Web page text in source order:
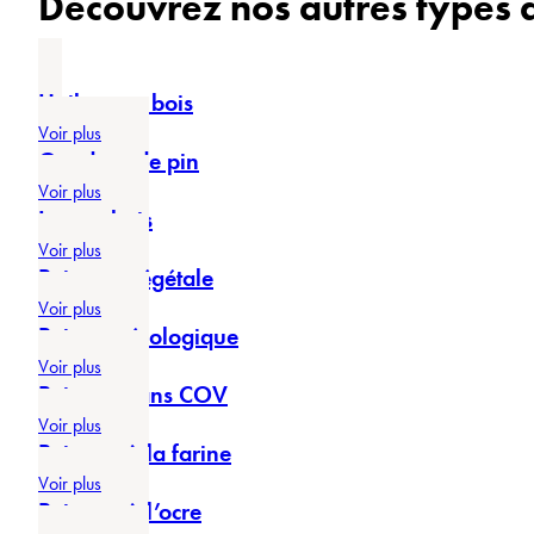
Huile pour bois
Voir plus
Goudron de pin
Voir plus
Lasure bois
Voir plus
Peinture végétale
Voir plus
Peinture écologique
Voir plus
Peinture sans COV
Voir plus
Peinture à la farine
Voir plus
Peinture à l’ocre